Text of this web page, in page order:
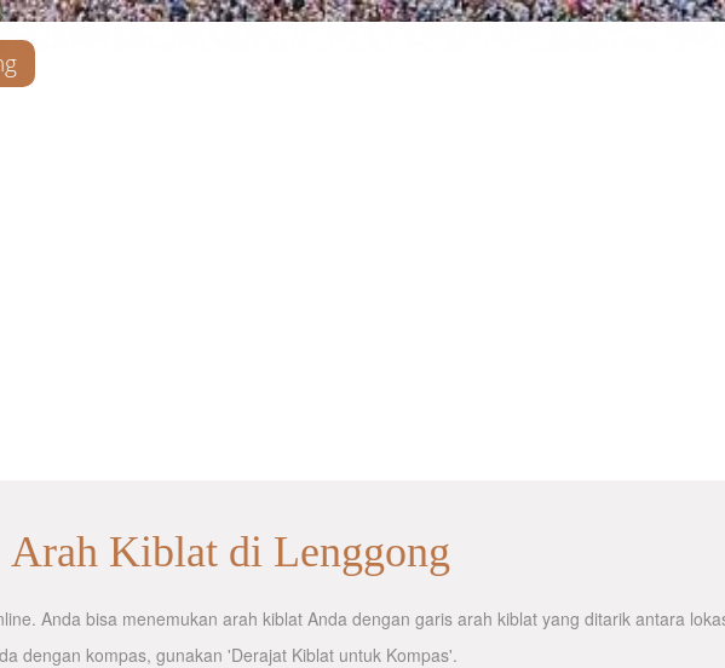
Arah Kiblat di Lenggong
Anda bisa menemukan arah kiblat Anda dengan garis arah kiblat yang ditarik antara
dengan kompas, gunakan 'Derajat Kiblat untuk Kompas'.